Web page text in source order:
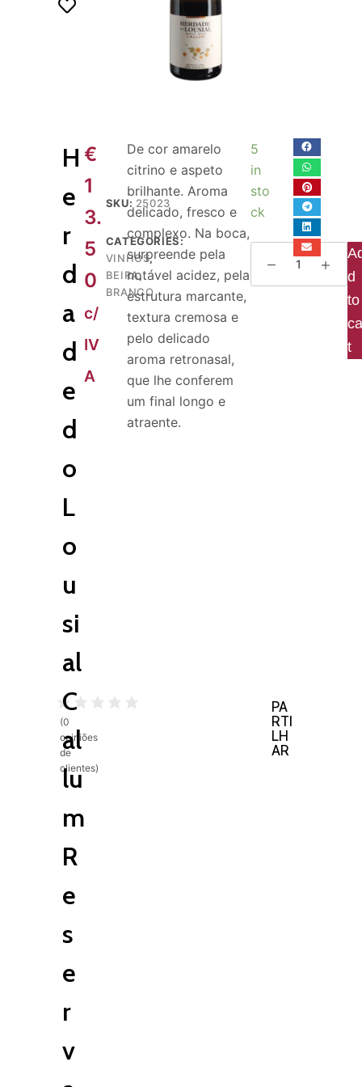
(0
opiniões
de
clientes)
H
e
r
d
a
d
e
d
o
L
o
u
si
al
C
al
lu
m
R
e
s
e
r
v
€
1
3.
5
0
c/
IV
A
SKU: 25023
CATEGORIES:
VINHOS,
BEIRA,
BRANCO
De cor amarelo
citrino e aspeto
brilhante. Aroma
delicado, fresco e
complexo. Na boca,
surpreende pela
notável acidez, pela
estrutura marcante,
textura cremosa e
pelo delicado
aroma retronasal,
que lhe conferem
um final longo e
atraente.
5
in
sto
ck
d
to
t
PA
RTI
LH
AR